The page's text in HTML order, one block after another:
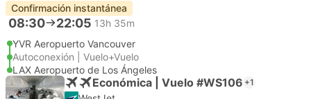
Confirmación instantánea
08:30 22:05 13h 35m
YVR Aeropuerto Vancouver
Autoconexión | Vuelo+Vuelo
LAX Aeropuerto de Los Ángeles
Económica | Vuelo #WS106 +1